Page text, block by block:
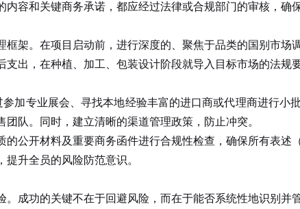
容和关键商务承诺，都应经过法律或合规部门的审核，确
框架。在项目启动前，进行深度的、聚焦于品类的国别市场
出，在种植、加工、包装设计阶段就导入目标市场的法规
专业展会、寻找本地经验丰富的进口商或代理商进行小
队。同时，建立清晰的渠道管理政策，防止冲突。
开材料及重要商务函件进行合规性检查，确保所有表述
升全员的风险防范意识。
成功的关键不在于回避风险，而在于能否系统性地识别并